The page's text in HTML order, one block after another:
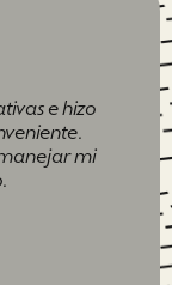
e hizo
mi